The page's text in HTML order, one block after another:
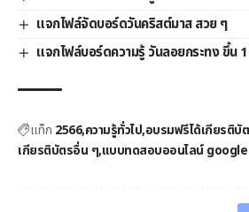
แจกไฟล์จัดบอร์ดวันคริสต์มาส สวย ๆ
แจกไฟล์บอร์ดความรู้ วันลอยกระทง ขึ้น
แท็ก 2566 ความรู้ทั่วไป อบรมฟรีได้เกียรติบั
เกียรติบัตรอื่น ๆ แบบทดสอบออนไลน์